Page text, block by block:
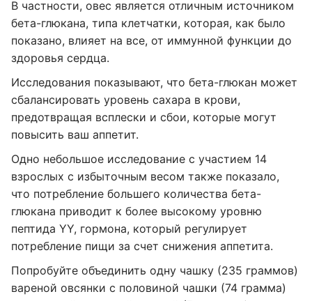
В частности, овес является отличным источником
бета-глюкана, типа клетчатки, которая, как было
показано, влияет на все, от иммунной функции до
здоровья сердца.
Исследования показывают, что бета-глюкан может
сбалансировать уровень сахара в крови,
предотвращая всплески и сбои, которые могут
повысить ваш аппетит.
Одно небольшое исследование с участием 14
взрослых с избыточным весом также показало,
что потребление большего количества бета-
глюкана приводит к более высокому уровню
пептида YY, гормона, который регулирует
потребление пищи за счет снижения аппетита.
Попробуйте объединить одну чашку (235 граммов)
вареной овсянки с половиной чашки (74 грамма)